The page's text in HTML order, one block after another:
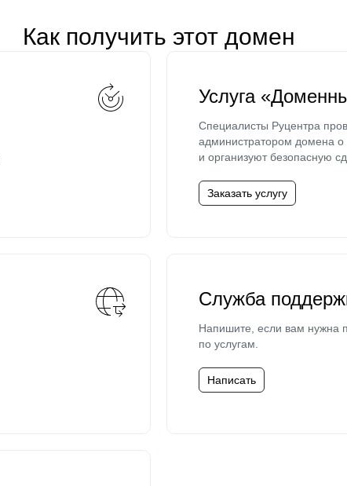
Как получить этот домен
Услуга
Специалисты Руцентра
администратором домена
и организуют безопасную
Заказать услугу
Служба
Напишите, если вам нужна
по услугам.
Написать